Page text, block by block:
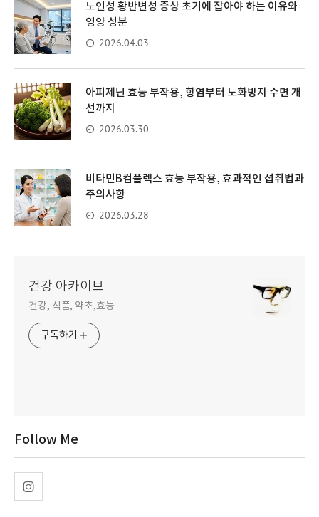
노인성 황반변성 증상 초기에 잡아야 하는 이유와
영양 성분
2026.04.03
아피제닌 효능 부작용, 항염부터 노화방지 수면 개
선까지
2026.03.30
비타민B컴플렉스 효능 부작용, 효과적인 섭취법과
주의사항
2026.03.28
건강 아카이브
건강, 식품, 약초,효능
구독하기
Follow Me